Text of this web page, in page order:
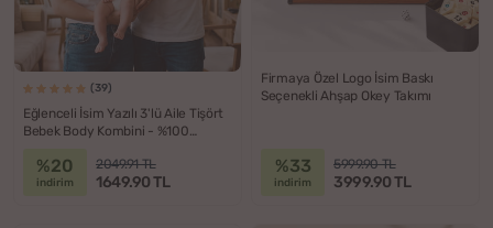
(39)
Eğlenceli İsim Yazılı 3'lü Aile Tişört
Bebek Body Kombini - %100
%20
indirim
2049.91 TL
1649.90 TL
Firmaya Özel Logo İsim Baskı
Seçenekli Ahşap Okey Takımı
%33
indirim
5999.90 TL
3999.90 TL